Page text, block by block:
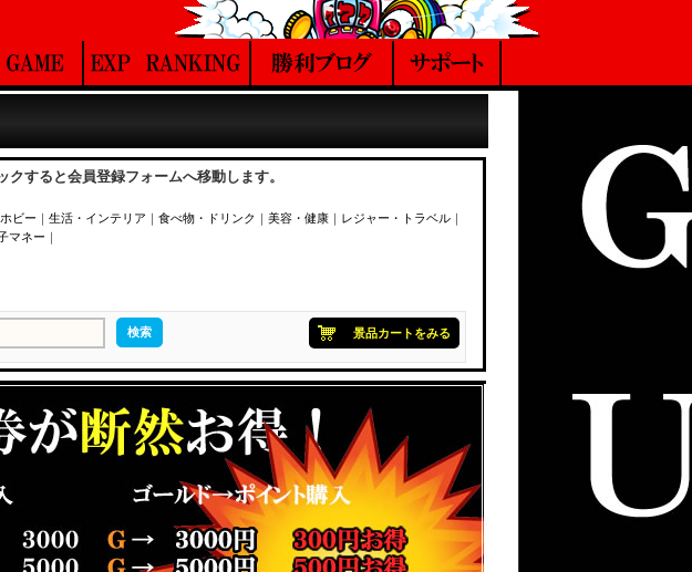
すると会員登録フォームへ移動します。
ビー ｜ 生活・インテリア ｜ 食べ物・ドリンク ｜ 美容・健康 ｜ レジャー・トラベル ｜
マネー ｜
景品カートをみる